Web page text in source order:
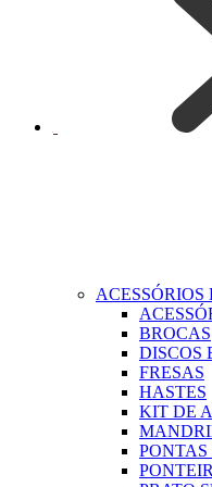
BROCAS
DISCOS
FRESAS
HASTES
KIT DE
PONTAS